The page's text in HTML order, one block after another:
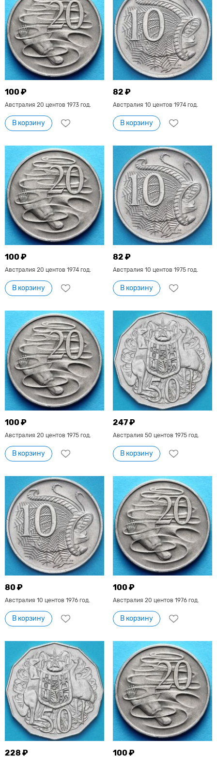
100 ₽
Австралия 20 центов 1973 год.
В корзину
82 ₽
Австралия 10 центов 1974 год.
В корзину
100 ₽
Австралия 20 центов 1974 год.
В корзину
82 ₽
Австралия 10 центов 1975 год.
В корзину
100 ₽
Австралия 20 центов 1975 год.
В корзину
247 ₽
Австралия 50 центов 1975 год.
В корзину
80 ₽
Австралия 10 центов 1976 год.
В корзину
100 ₽
Австралия 20 центов 1976 год.
В корзину
228 ₽ 100 ₽